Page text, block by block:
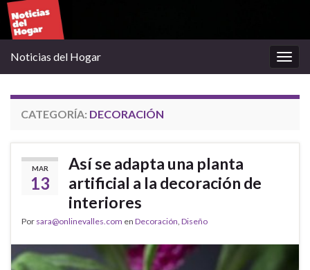
la
Noticias del Hogar
CATEGORÍA: DECORACIÓN
MAR
13
Así se adapta una planta
artificial a la decoración de
interiores
Por sara@onlinevalles.com en Decoración, Diseño